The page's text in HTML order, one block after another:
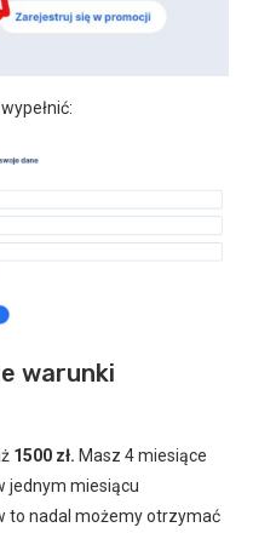
warunki
1500 zł. Masz 4 miesiące
jednym miesiącu
to nadal możemy otrzymać